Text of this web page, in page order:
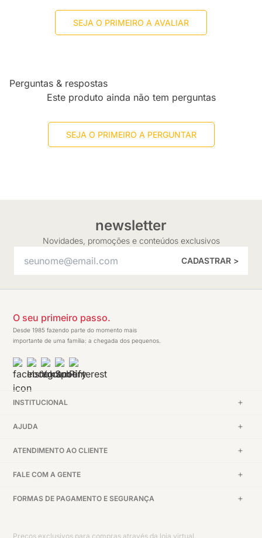
SEJA O PRIMEIRO A AVALIAR
Perguntas & respostas
Este produto ainda não tem perguntas
SEJA O PRIMEIRO A PERGUNTAR
newsletter
Novidades, promoções e conteúdos exclusivos
CADASTRAR >
O seu primeiro passo.
Desde 1985 fazendo parte do momento mais
importante de uma família: a chegada dos pequenos.
INSTITUCIONAL
AJUDA
ATENDIMENTO AO CLIENTE
FALE COM A GENTE
FORMAS DE PAGAMENTO E SEGURANÇA
Preços exclusivos para compras através da loja virtual.